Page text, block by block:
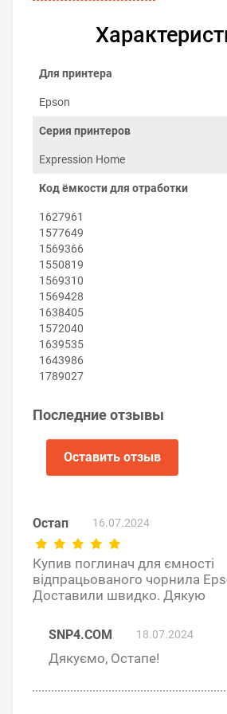
на Epson Expression
Заменить абсорбер можно
Выключите принтер.
Выкрутите винт с задней
возле резервуара
Снимите контейнер
Извлеките элементы старого
чернил.
Вложите элементы нового
контейнер.
Включите принтер.
Для принтера
Epson
Серия принтеров
Expression Home
Код ёмкости для отработки
1627961
1577649
1569366
1550819
1569310
1569428
1638405
1572040
1639535
1643986
1789027
Последние отзывы
Оставить отзыв
Остап 16.07.2024
Купив поглинач для ємності
відпрацьованого чорнила
Доставили швидко. Дякую
SNP4.COM 18.07.2024
Дякуємо, Остапе!